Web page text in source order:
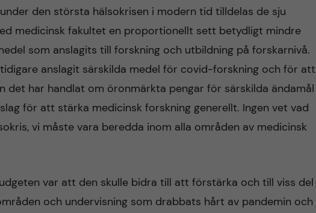
den största hälsokrisen i modern tid tilldelas de sju
medicinsk fakultet en proportionellt sett betydligt mindre
som anslagits till forskning och utbildning på forskarnivå.
anslagit särskilda medel för covid-forskning och för att
det har handlat om öronmärkta pengar för särskilda ändamål
för att stärka medicinsk forskning generellt. Ingen vet vad
vi måste vara beredda inom alla områden av medicinsk
var att den skulle bidra till att förstärka och till viss del
och undervisning som drabbats hårt av pandemin och